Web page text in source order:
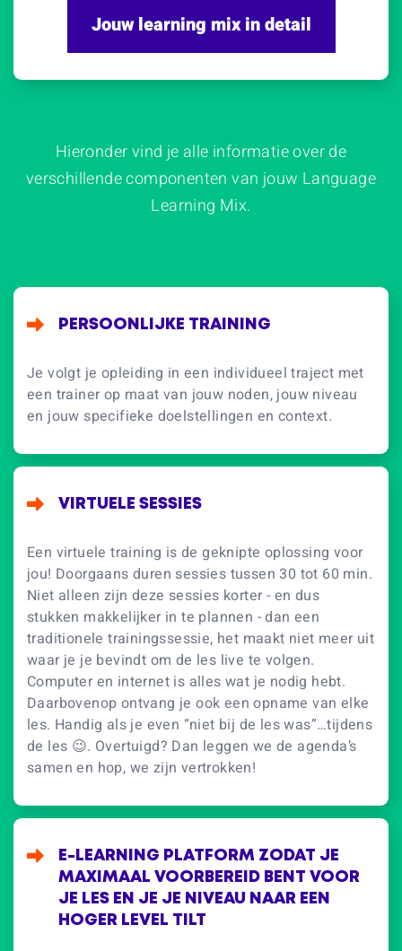
Jouw learning mix in detail
Hieronder vind je alle informatie over de
verschillende componenten van jouw Language
Learning Mix.
PERSOONLIJKE TRAINING
Je volgt je opleiding in een individueel traject met
een trainer op maat van jouw noden, jouw niveau
en jouw specifieke doelstellingen en context.
VIRTUELE SESSIES
Een virtuele training is de geknipte oplossing voor
jou! Doorgaans duren sessies tussen 30 tot 60 min.
Niet alleen zijn deze sessies korter - en dus
stukken makkelijker in te plannen - dan een
traditionele trainingssessie, het maakt niet meer uit
waar je je bevindt om de les live te volgen.
Computer en internet is alles wat je nodig hebt.
Daarbovenop ontvang je ook een opname van elke
les. Handig als je even “niet bij de les was”…tijdens
de les 😉. Overtuigd? Dan leggen we de agenda’s
samen en hop, we zijn vertrokken!
E-LEARNING PLATFORM ZODAT JE
MAXIMAAL VOORBEREID BENT VOOR
JE LES EN JE JE NIVEAU NAAR EEN
HOGER LEVEL TILT